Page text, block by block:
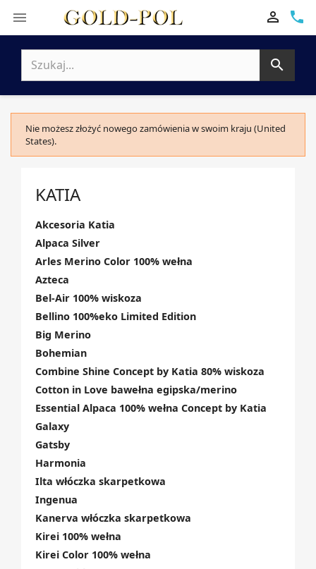
 phone


Nie możesz złożyć nowego zamówienia w swoim kraju (United
States).
KATIA
Akcesoria Katia
Alpaca Silver
Arles Merino Color 100% wełna
Azteca
Bel-Air 100% wiskoza
Bellino 100%eko Limited Edition
Big Merino
Bohemian
Combine Shine Concept by Katia 80% wiskoza
Cotton in Love bawełna egipska/merino
Essential Alpaca 100% wełna Concept by Katia
Galaxy
Gatsby
Harmonia
Ilta włóczka skarpetkowa
Ingenua
Kanerva włóczka skarpetkowa
Kirei 100% wełna
Kirei Color 100% wełna